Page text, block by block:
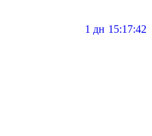
1 дн 15 17 41